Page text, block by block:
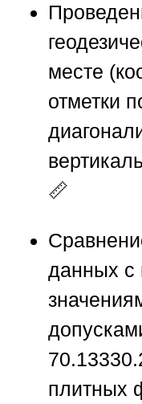
месте
отметки
📏
данных с
плитных